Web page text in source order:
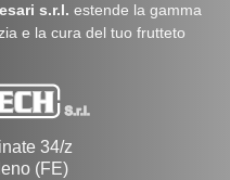
s.r.l. estende la gamma
e la cura del tuo frutteto
34/z
(FE)